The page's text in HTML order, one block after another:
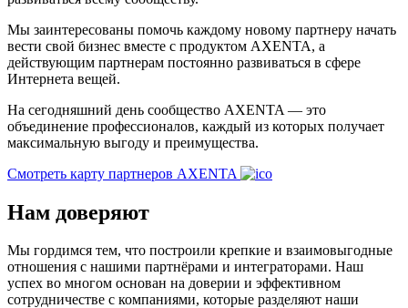
Мы заинтересованы помочь каждому новому партнеру начать
вести свой бизнес вместе с продуктом AXENTA, а
действующим партнерам постоянно развиваться в сфере
Интернета вещей.
На сегодняшний день сообщество AXENTA — это
объединение профессионалов, каждый из которых получает
максимальную выгоду и преимущества.
Смотреть карту партнеров AXENTA
Нам доверяют
Мы гордимся тем, что построили крепкие и взаимовыгодные
отношения с нашими партнёрами и интеграторами. Наш
успех во многом основан на доверии и эффективном
сотрудничестве с компаниями, которые разделяют наши